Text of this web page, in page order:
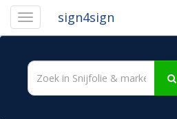
sign4sign